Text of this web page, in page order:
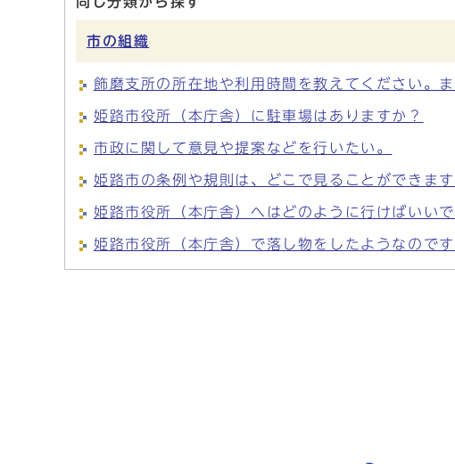
市の組織
飾磨支所の所在地や利用時間を教えてください。
姫路市役所（本庁舎）に駐車場はありますか？
市政に関して意見や提案などを行いたい。
姫路市の条例や規則は、どこで見ることができま
姫路市役所（本庁舎）へはどのように行けばいいで
姫路市役所（本庁舎）で落し物をしたようなのです